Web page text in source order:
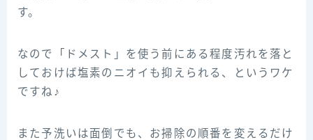
す。
なので「ドメスト」を使う前にある程度汚れを落と
しておけば塩素のニオイも抑えられる、というワケ
ですね♪
また予洗いは面倒でも、お掃除の順番を変えるだけ